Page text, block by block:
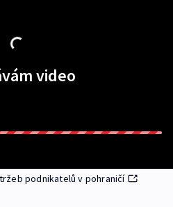
video
podnikatelů v pohraničí